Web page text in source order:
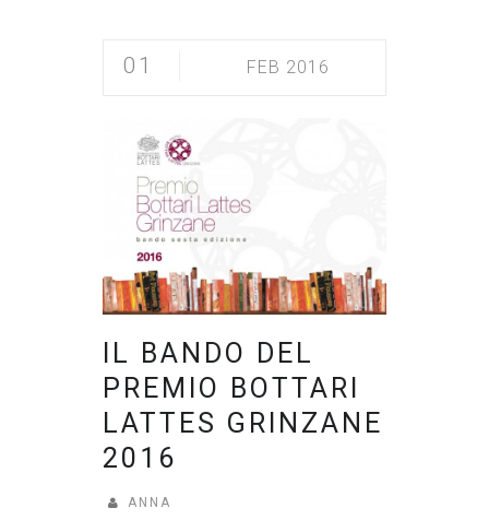
01 FEB 2016
IL BANDO DEL
PREMIO BOTTARI
LATTES GRINZANE
2016
ANNA